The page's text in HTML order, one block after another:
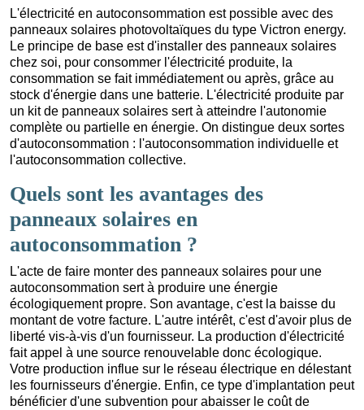
L'électricité en autoconsommation est possible avec des
panneaux solaires photovoltaïques du type Victron energy.
Le principe de base est d'installer des panneaux solaires
chez soi, pour consommer l'électricité produite, la
consommation se fait immédiatement ou après, grâce au
stock d'énergie dans une batterie. L'électricité produite par
un kit de panneaux solaires sert à atteindre l'autonomie
complète ou partielle en énergie. On distingue deux sortes
d'autoconsommation : l'autoconsommation individuelle et
l'autoconsommation collective.
Quels sont les avantages des
panneaux solaires en
autoconsommation ?
L'acte de faire monter des panneaux solaires pour une
autoconsommation sert à produire une énergie
écologiquement propre. Son avantage, c'est la baisse du
montant de votre facture. L'autre intérêt, c'est d'avoir plus de
liberté vis-à-vis d'un fournisseur. La production d'électricité
fait appel à une source renouvelable donc écologique.
Votre production influe sur le réseau électrique en délestant
les fournisseurs d'énergie. Enfin, ce type d'implantation peut
bénéficier d'une subvention pour abaisser le coût de